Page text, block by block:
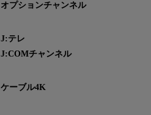
オプションチャンネル
J:テレ
J:COMチャンネル
ケーブル4K